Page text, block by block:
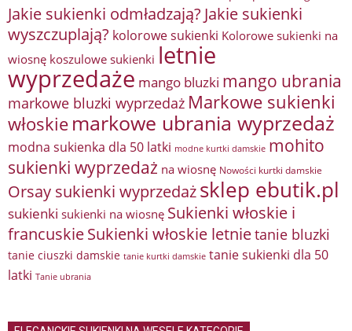
Jakie sukienki odmładzają? Jakie sukienki
wyszczuplają? kolorowe sukienki Kolorowe sukienki na
wiosnę koszulowe sukienki letnie
wyprzedaże mango bluzki mango ubrania
markowe bluzki wyprzedaż Markowe sukienki
włoskie markowe ubrania wyprzedaż
modna sukienka dla 50 latki modne kurtki damskie mohito
sukienki wyprzedaż na wiosnę Nowości kurtki damskie
Orsay sukienki wyprzedażsklep ebutik.pl
sukienki sukienki na wiosnę Sukienki włoskie i
francuskieSukienki włoskie letnietanie bluzki
tanie ciuszki damskie tanie kurtki damskie tanie sukienki dla 50
latki Tanie ubrania